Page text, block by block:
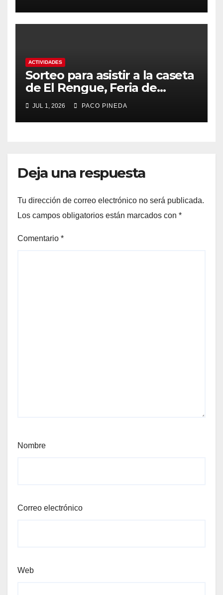
ACTIVIDADES
Sorteo para asistir a la caseta
de El Rengue, Feria de
Málaga 2026
JUL 1, 2026 PACO PINEDA
Deja una respuesta
Tu dirección de correo electrónico no será publicada.
Los campos obligatorios están marcados con *
Comentario *
Nombre
Correo electrónico
Web